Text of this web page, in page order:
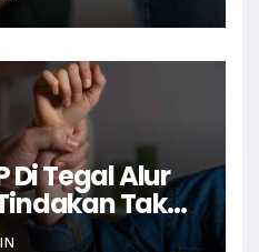
Di Tegal Alur
Tak